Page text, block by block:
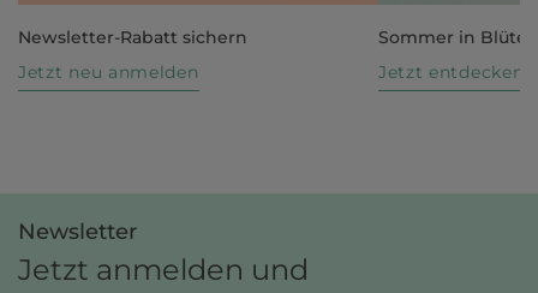
Newsletter-Rabatt sichern
Jetzt neu anmelden
Sommer in Blüte
Jetzt entdecken
Newsletter
Jetzt anmelden und